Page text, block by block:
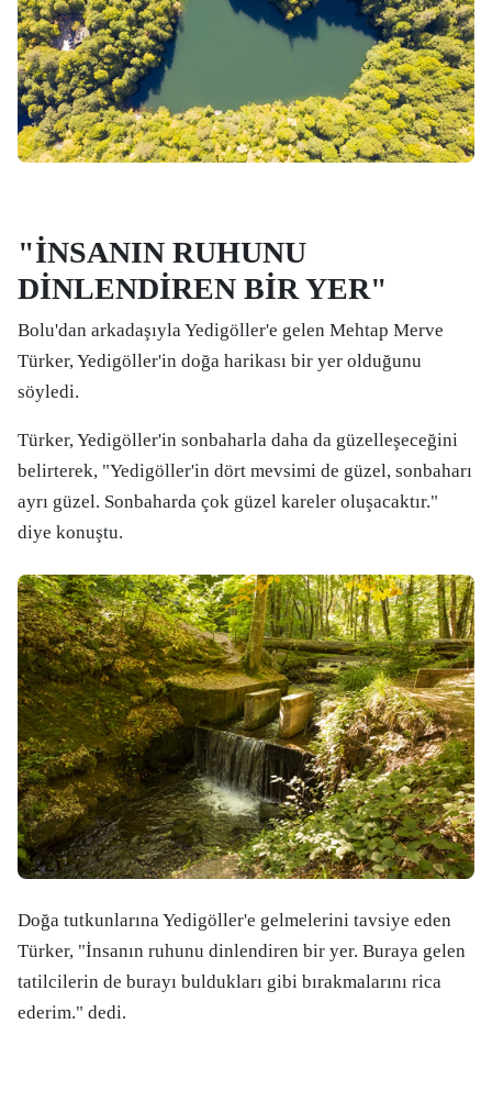
"İNSANIN RUHUNU
DİNLENDİREN BİR YER"
Bolu'dan arkadaşıyla Yedigöller'e gelen Mehtap Merve
Türker, Yedigöller'in doğa harikası bir yer olduğunu
söyledi.
Türker, Yedigöller'in sonbaharla daha da güzelleşeceğini
belirterek, "Yedigöller'in dört mevsimi de güzel, sonbaharı
ayrı güzel. Sonbaharda çok güzel kareler oluşacaktır."
diye konuştu.
Doğa tutkunlarına Yedigöller'e gelmelerini tavsiye eden
Türker, "İnsanın ruhunu dinlendiren bir yer. Buraya gelen
tatilcilerin de burayı buldukları gibi bırakmalarını rica
ederim." dedi.